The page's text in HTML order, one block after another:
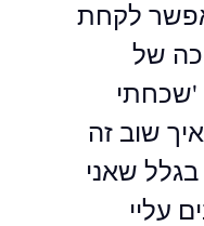
לקחת
של
'שכחתי
שוב זה
בגלל שאני
עליי